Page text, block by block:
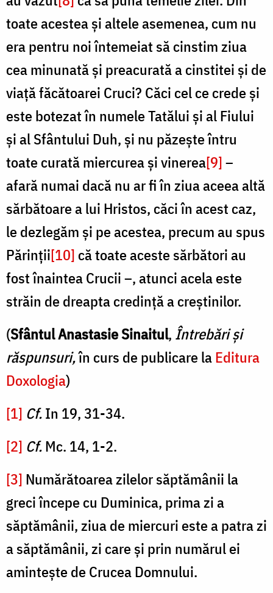
toate acestea și altele asemenea, cum nu
era pentru noi întemeiat să cinstim ziua
cea minunată și preacurată a cinstitei și de
viață făcătoarei Cruci? Căci cel ce crede și
este botezat în numele Tatălui și al Fiului
și al Sfântului Duh, și nu păzește întru
toate curată miercurea și vinerea[9]–
afară numai dacă nu ar fi în ziua aceea altă
sărbătoare a lui Hristos, căci în acest caz,
le dezlegăm și pe acestea, precum au spus
Părinții[10] că toate aceste sărbători au
fost înaintea Crucii –, atunci acela este
străin de dreapta credință a creștinilor.
(Sfântul Anastasie Sinaitul, Întrebări și
răspunsuri,în curs de publicare laEditura
Doxologia)
[1] Cf.In 19, 31-34.
[2] Cf.Mc. 14, 1-2.
[3] Numărătoarea zilelor săptămânii la
greci începe cu Duminica, prima zi a
săptămânii, ziua de miercuri este a patra zi
a săptămânii, zi care și prin numărul ei
amintește de Crucea Domnului.